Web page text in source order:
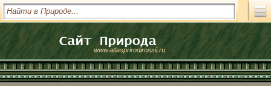
www.atlasprirodirossii.ru